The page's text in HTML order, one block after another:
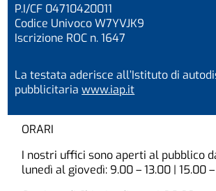
P.I/CF 04710420011
Codice Univoco W7YVJK9
Iscrizione ROC n. 1647
La testata aderisce all’Istituto di
pubblicitariawww.iap.it
ORARI
I nostri uffici sono aperti al pubblico
lunedì al giovedì: 9.00 – 13.00 | 15.00